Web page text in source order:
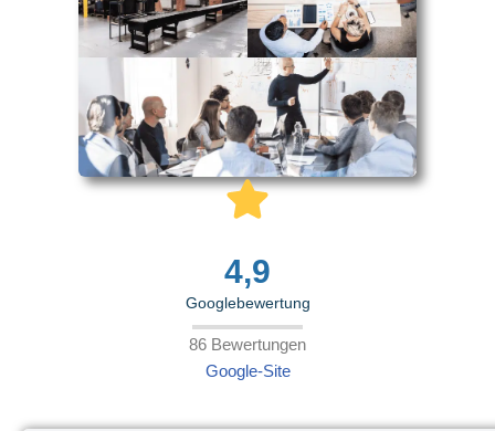
4,9
Googlebewertung
86 Bewertungen
Google-Site